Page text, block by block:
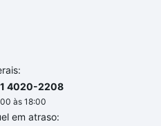
4020-2208
às 18:00
em atraso: